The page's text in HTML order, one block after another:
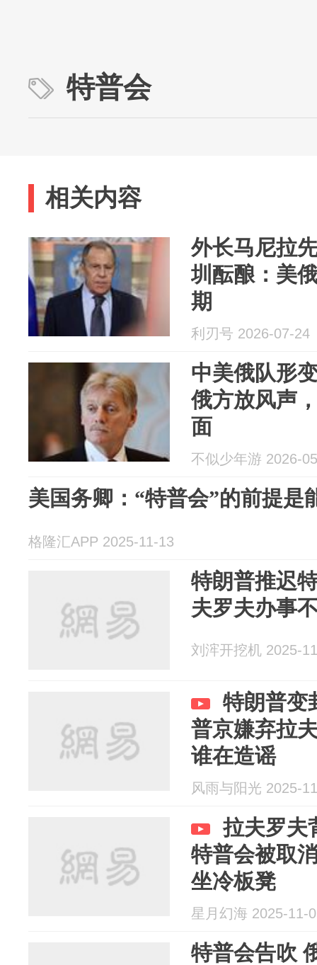
特普会
相关内容
外长马尼拉
圳酝酿：美
期
利刃号 2026-07-24
中美俄队形
俄方放风声
面
不似少年游 2026-
美国务卿：“特普会”的前提是
格隆汇APP 2025-11-13
特朗普推迟
夫罗夫办事
刘浶开挖机 2025-
特朗普变
普京嫌弃拉
谁在造谣
风雨与阳光 2025-
拉夫罗夫
特普会被取
坐冷板凳
星月幻海 2025-11-
特普会告吹